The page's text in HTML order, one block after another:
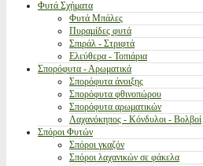
Φυτά Σχήματα
Φυτά Μπάλες
Πυραμίδες φυτά
Σπιράλ - Στριφτά
Ελεύθερα - Τοπιάρια
Σπορόφυτα - Αρωματικά
Σπορόφυτα άνοιξης
Σπορόφυτα φθινοπώρου
Σπορόφυτα αρωματικών
Λαχανόκηπος - Κόνδυλοι - Βολβοί
Σπόροι Φυτών
Σπόροι γκαζόν
Σπόροι λαχανικών σε φάκελα